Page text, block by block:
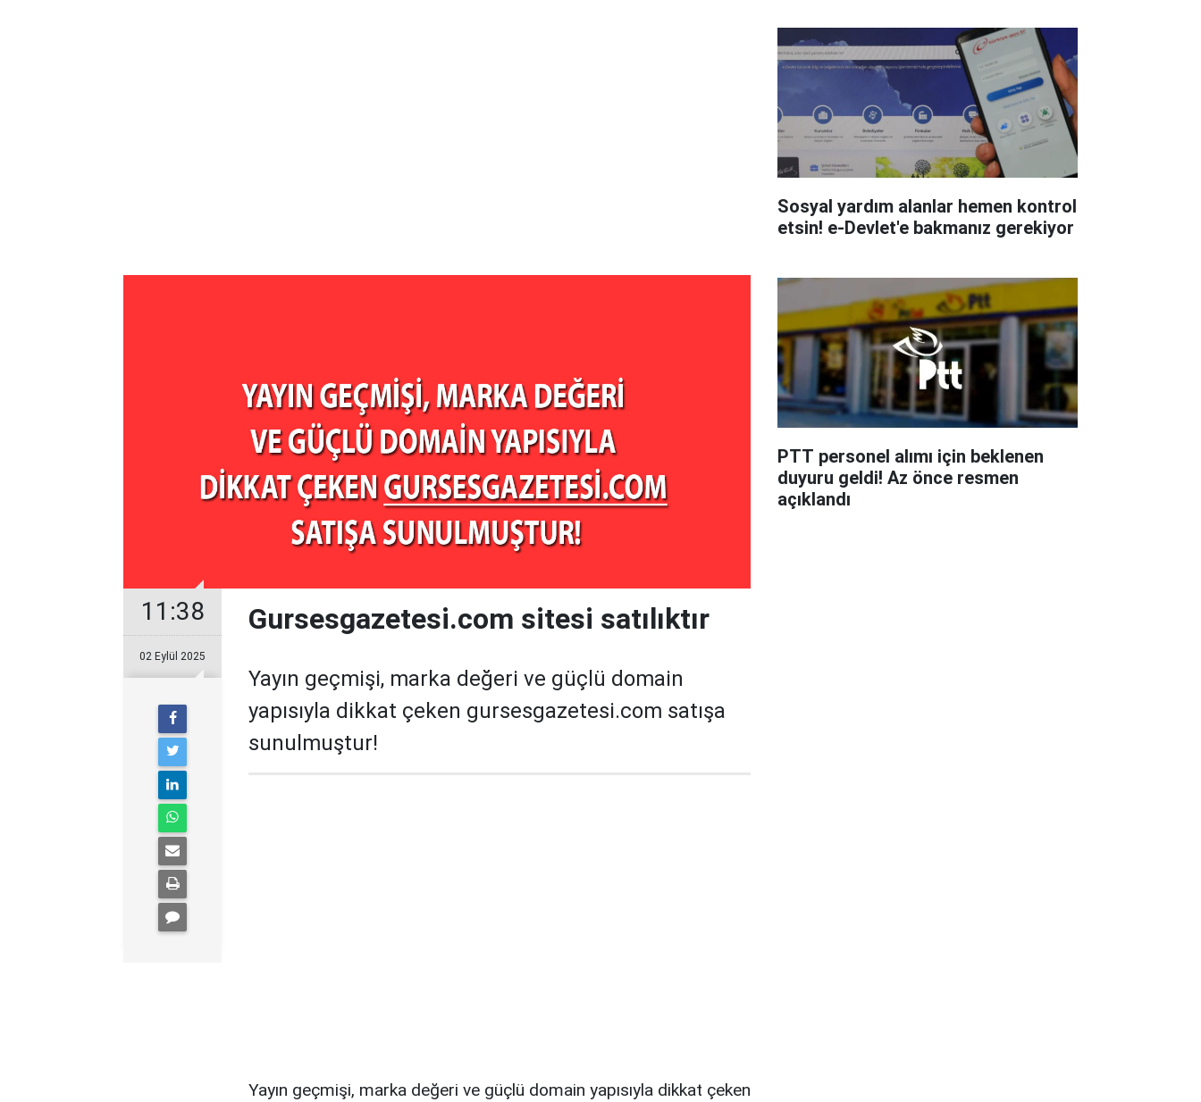
11:38
02 Eylül 2025
Gursesgazetesi.com sitesi satılıktır
Yayın geçmişi, marka değeri ve güçlü domain
yapısıyla dikkat çeken gursesgazetesi.com satışa
sunulmuştur!
Yayın geçmişi, marka değeri ve güçlü domain yapısıyla dikkat çeken
Sosyal yardım alanlar hemen kontrol
etsin! e-Devlet'e bakmanız gerekiyor
PTT personel alımı için beklenen
duyuru geldi! Az önce resmen
açıklandı